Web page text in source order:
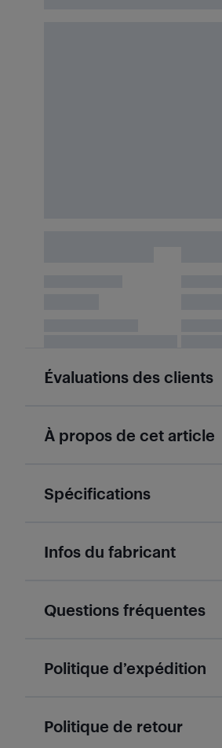
Évaluations des clients
À propos de cet article
Spécifications
Infos du fabricant
Questions fréquentes
Politique d’expédition
Politique de retour